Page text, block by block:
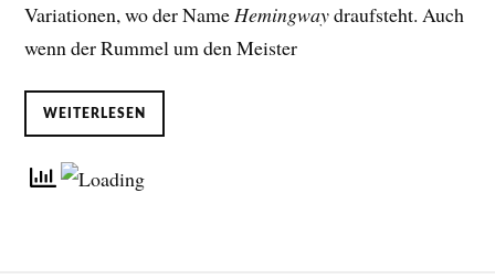
Variationen, wo der NameHemingwaydraufsteht. Auch
wenn der Rummel um den Meister
WEITERLESEN